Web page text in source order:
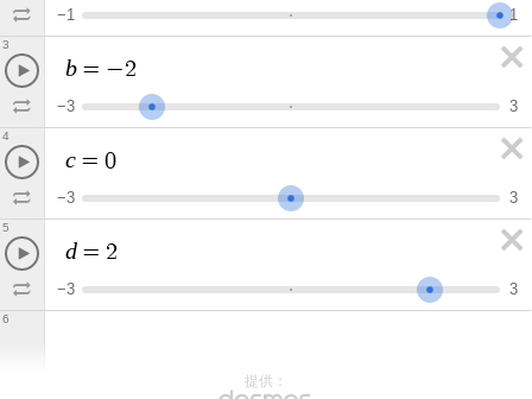
−1 1
b = −2
−3 3
3
c = 0
−3 3
4
d = 2
−3 3
5
6
提供：